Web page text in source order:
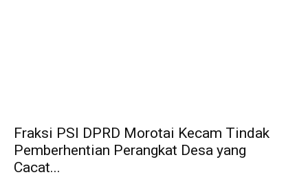
Fraksi PSI DPRD Morotai Kecam Tindak
Pemberhentian Perangkat Desa yang
Cacat...